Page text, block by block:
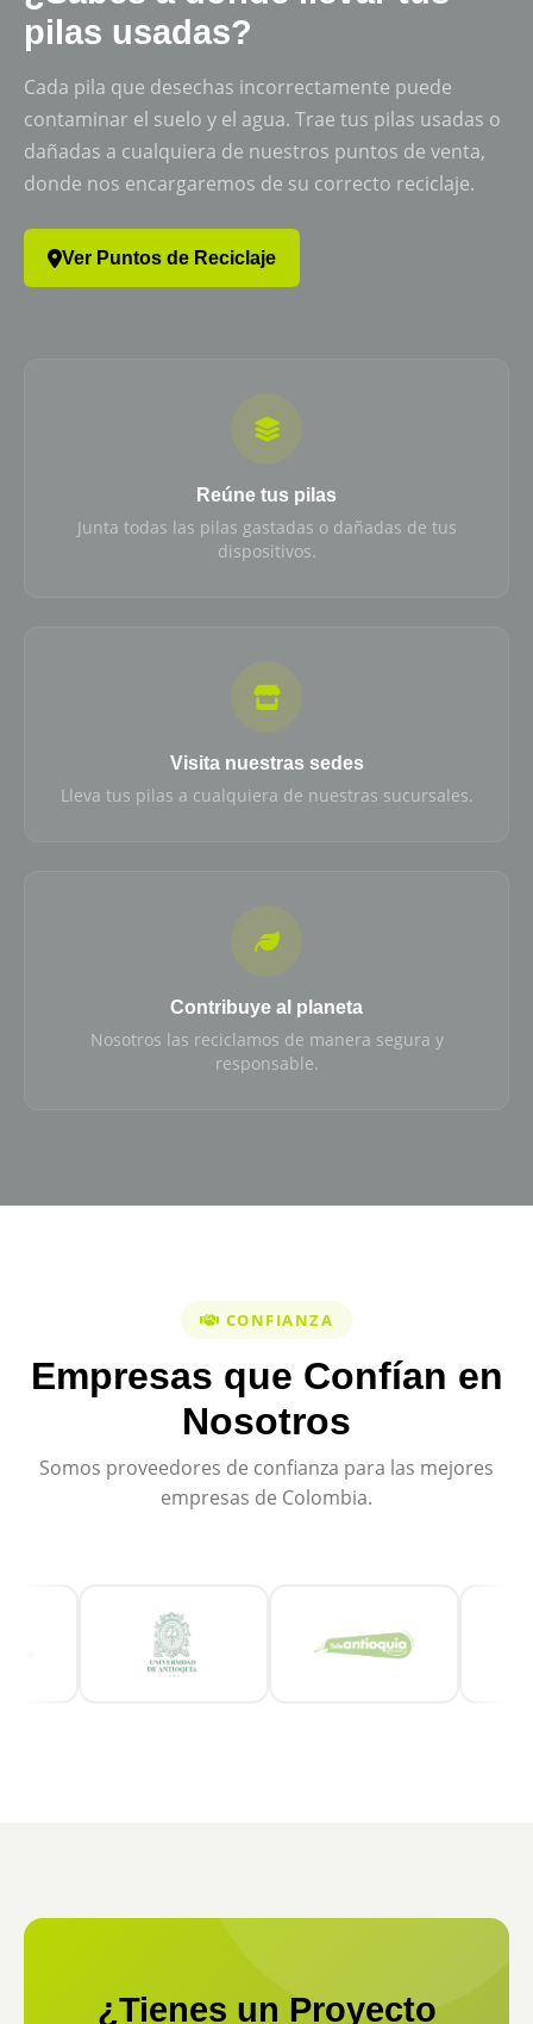
pilas usadas?
Cada pila que desechas incorrectamente puede
contaminar el suelo y el agua. Trae tus pilas usadas o
dañadas a cualquiera de nuestros puntos de venta,
donde nos encargaremos de su correcto reciclaje.
Ver Puntos de Reciclaje
Reúne tus pilas
Junta todas las pilas gastadas o dañadas de tus
dispositivos.
Visita nuestras sedes
Lleva tus pilas a cualquiera de nuestras sucursales.
Contribuye al planeta
Nosotros las reciclamos de manera segura y
responsable.
CONFIANZA
Empresas que Confían en
Nosotros
Somos proveedores de confianza para las mejores
empresas de Colombia.
¿Tienes un Proyecto